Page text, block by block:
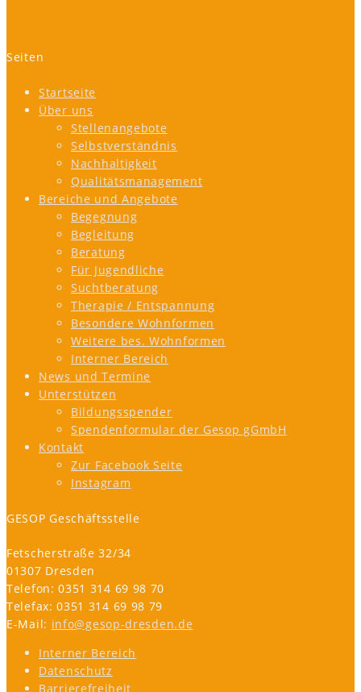
Seiten
Startseite
Über uns
Stellenangebote
Selbstverständnis
Nachhaltigkeit
Qualitätsmanagement
Bereiche und Angebote
Begegnung
Begleitung
Beratung
Für Jugendliche
Suchtberatung
Therapie / Entspannung
Besondere Wohnformen
Weitere bes. Wohnformen
Interner Bereich
News und Termine
Unterstützen
Bildungsspender
Spendenformular der Gesop gGmbH
Kontakt
Zur Facebook Seite
Instagram
GESOP Geschäftsstelle
Fetscherstraße 32/34
01307 Dresden
Telefon: 0351 314 69 98 70
Telefax: 0351 314 69 98 79
E-Mail: info@gesop-dresden.de
Interner Bereich
Datenschutz
Barrierefreiheit